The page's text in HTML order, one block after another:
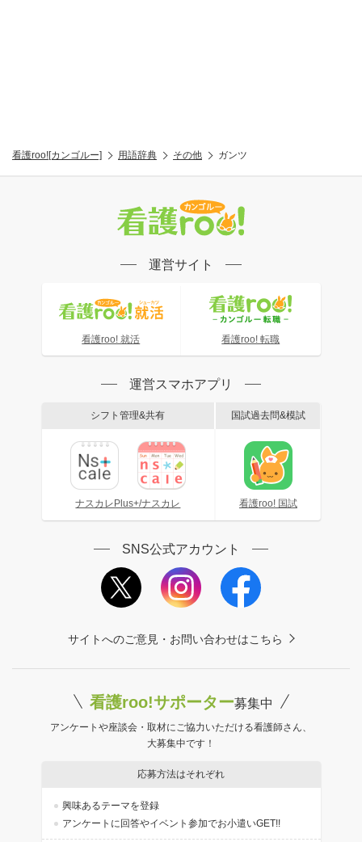
看護roo![カンゴルー] 用語辞典 その他 ガンツ
運営サイト
看護roo! 就活 看護roo! 転職
運営スマホアプリ
シフト管理&共有
ナスカレPlus+/ナスカレ
国試過去問&模試
看護roo! 国試
SNS公式アカウント
サイトへのご意見・お問い合わせはこちら
看護roo!サポーター募集中
アンケートや座談会・取材にご協力いただける看護師さん、
大募集中です！
応募方法はそれぞれ
興味あるテーマを登録
アンケートに回答やイベント参加でお小遣いGET!!